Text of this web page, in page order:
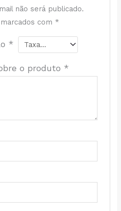
não será publicado.
com *
*
o produto *